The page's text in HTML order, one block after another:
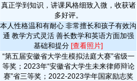
真正学到知识，讲课风格细致入微，收获诸
多好评。
本人性格温和有耐心 非常擅长和孩子有效沟
通 教学方式灵活 善长数学和英语方面加强
基础和提分 [查看照片]
“第五届安徽省大学生模拟法庭大赛”省级一
等奖；2023年“安徽省大学生未来律师辩论
赛”省三等奖；2022-2023学年国家励志奖